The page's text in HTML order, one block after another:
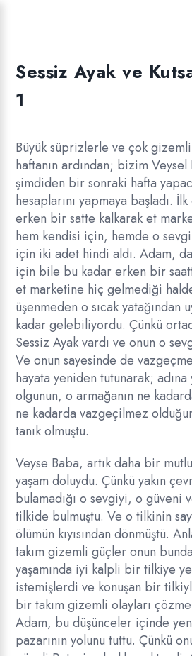
Sessiz Ayak ve
1
Büyük süprizlerle ve çok
haftanın ardından; bizim Veysel
şimdiden bir sonraki hafta
hesaplarını yapmaya başladı.
erken bir satte kalkarak et
hem kendisi için, hemde o
için iki adet hindi aldı. Adam,
için bile bu kadar erken bir
et marketine hiç gelmediği
üşenmeden o sıcak yatağından
kadar gelebiliyordu. Çünkü
Sessiz Ayak vardı ve onun o
Ve onun sayesinde de
hayata yeniden tutunarak;
olgunun, o armağanın ne
ne kadarda vazgeçilmez
tanık olmuştu.
Veyse Baba, artık daha bir
yaşam doluydu. Çünkü yakın
bulamadığı o sevgiyi, o güveni
tilkide bulmuştu. Ve o tilkinin
ölümün kıyısından dönmüştü.
takım gizemli güçler onun
yaşamında iyi kalpli bir tilkiye
istemişlerdi ve konuşan bir
bir takım gizemli olayları
Adam, bu düşünceler içinde
pazarının yolunu tuttu. Çünkü